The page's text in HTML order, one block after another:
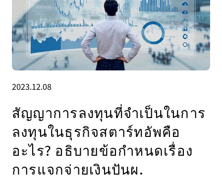
2023.12.08
สัญญาการลงทุนที่จำเป็นในการ
ลงทุนในธุรกิจสตาร์ทอัพคือ
อะไร? อธิบายข้อกำหนดเรื่อง
การแจกจ่ายเงินปันผ.